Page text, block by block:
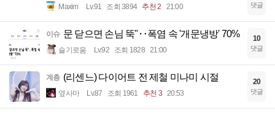
Maxim Lv.91 조회 3894 추천 2 21:00 댓글
이슈 문 닫으면 손님 뚝"‥폭염 속 '개문냉방' 70%
슬기로움 Lv.92 조회 1828 21:00
10
댓글
계층 (리센느) 다이어트 전 제철 미나미 시절
옆사마 Lv.87 조회 1961 추천 3 20:53
20
댓글